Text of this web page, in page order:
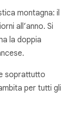
montagna: il
all’anno. Si
la doppia
soprattutto
per tutti gli